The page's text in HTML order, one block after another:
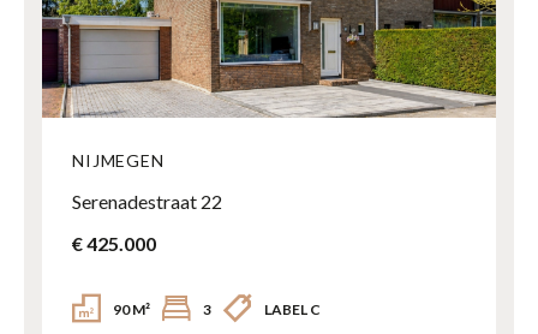
NIJMEGEN
Serenadestraat 22
€ 425.000
90 M² 3 LABEL C